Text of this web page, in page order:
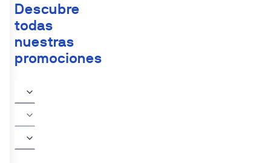
Descubre
todas
nuestras
promociones